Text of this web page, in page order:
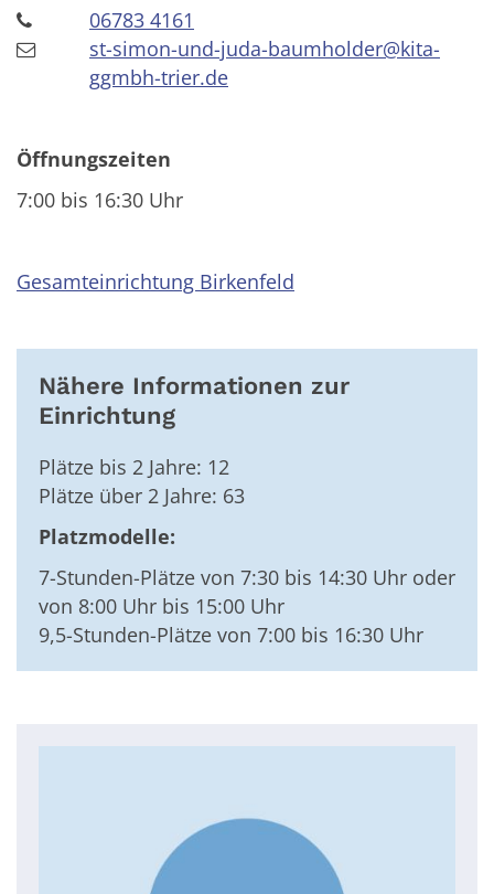
06783 4161
st-simon-und-juda-baumholder@kita-
ggmbh-trier.de
Öffnungszeiten
7:00 bis 16:30 Uhr
Gesamteinrichtung Birkenfeld
Nähere Informationen zur
Einrichtung
Plätze bis 2 Jahre: 12
Plätze über 2 Jahre: 63
Platzmodelle:
7-Stunden-Plätze von 7:30 bis 14:30 Uhr oder
von 8:00 Uhr bis 15:00 Uhr
9,5-Stunden-Plätze von 7:00 bis 16:30 Uhr